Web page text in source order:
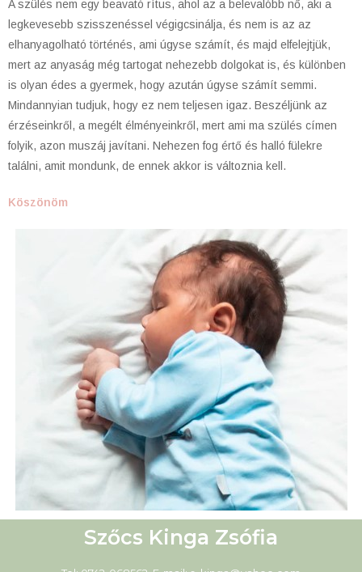
A szülés nem egy beavató rítus, ahol az a belevalóbb nő, aki a
legkevesebb szisszenéssel végigcsinálja, és nem is az az
elhanyagolható történés, ami úgyse számít, és majd elfelejtjük,
mert az anyaság még tartogat nehezebb dolgokat is, és különben
is olyan édes a gyermek, hogy azután úgyse számít semmi.
Mindannyian tudjuk, hogy ez nem teljesen igaz. Beszéljünk az
érzéseinkről, a megélt élményeinkről, mert ami ma szülés címen
folyik, azon muszáj javítani. Nehezen fog értő és halló fülekre
találni, amit mondunk, de ennek akkor is változnia kell.
Köszönöm
Szőcs Kinga Zsófia